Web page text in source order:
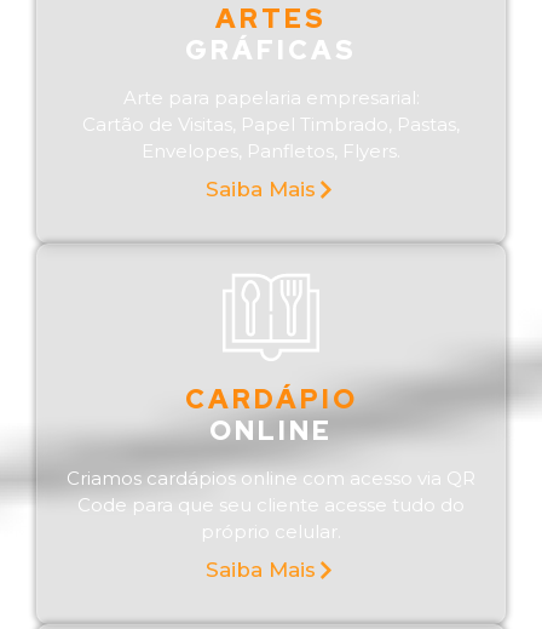
ARTES
GRÁFICAS
Arte para papelaria empresarial:
Cartão de Visitas, Papel Timbrado, Pastas,
Envelopes, Panfletos, Flyers.
Saiba Mais
CARDÁPIO
ONLINE
Criamos cardápios online com acesso via QR
Code para que seu cliente acesse tudo do
próprio celular.
Saiba Mais